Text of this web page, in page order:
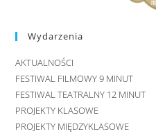
Wydarzenia
AKTUALNOŚCI
FESTIWAL FILMOWY 9 MINUT
FESTIWAL TEATRALNY 12 MINUT
PROJEKTY KLASOWE
PROJEKTY MIĘDZYKLASOWE